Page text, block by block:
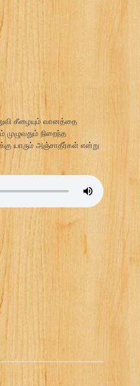
கீழையும் வானத்தை
நிறைந்த
யாரும் அஞ்சாதீர்கள் என்று